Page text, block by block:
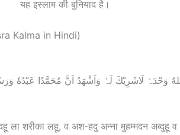
यह इस्लाम की बुनियाद है।
Kalma in Hindi)
اللهُ وَحْدَہٗ لَاشَرِيْكَ لَہٗ وَاَشْهَدُ اَنَّ مُحَمَّدًا عَبْدُهٗ
ला शरीका लहू, व अश-हदु अन्ना मुहम्मदन अब्दुहू